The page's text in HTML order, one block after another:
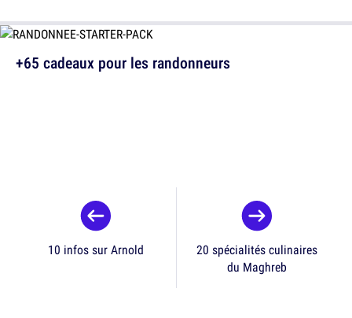
+65 cadeaux pour les randonneurs
10 infos sur Arnold
20 spécialités culinaires
du Maghreb